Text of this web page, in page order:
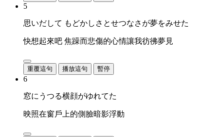
5
思いだして もどかしさとせつなさが夢をみせた
快想起來吧 焦躁而悲傷的心情讓我彷彿夢見
重覆這句 播放這句 暫停
6
窓にうつる横顔がゆれてた
映照在窗戶上的側臉暗影浮動